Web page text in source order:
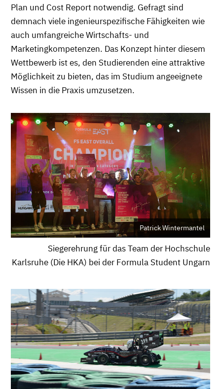
Plan und Cost Report notwendig. Gefragt sind
demnach viele ingenieurspezifische Fähigkeiten wie
auch umfangreiche Wirtschafts- und
Marketingkompetenzen. Das Konzept hinter diesem
Wettbewerb ist es, den Studierenden eine attraktive
Möglichkeit zu bieten, das im Studium angeeignete
Wissen in die Praxis umzusetzen.
Patrick Wintermantel
Siegerehrung für das Team der Hochschule
Karlsruhe (Die HKA) bei der Formula Student Ungarn